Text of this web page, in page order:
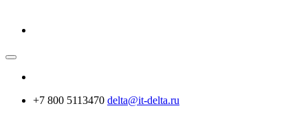
+7 800 5113470 delta@it-delta.ru